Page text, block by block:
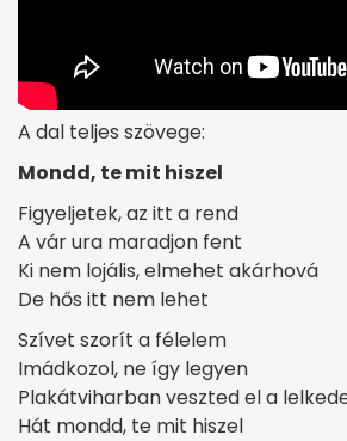
A dal teljes szövege:
Mondd, te mit hiszel
Figyeljetek, az itt a rend
A vár ura maradjon fent
Ki nem lojális, elmehet akárhová
De hős itt nem lehet
Szívet szorít a félelem
Imádkozol, ne így legyen
Plakátviharban veszted el a
Hát mondd, te mit hiszel